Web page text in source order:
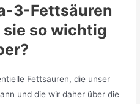
3-Fettsäuren
so wichtig
Fettsäuren, die unser
und die wir daher über die